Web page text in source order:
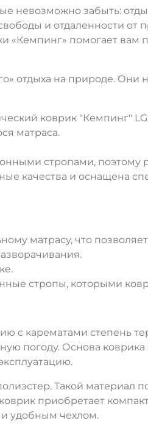
невозможно забыть:
и отдаленности
«Кемпинг» помогает вам
отдыха на природе.
коврик "Кемпинг"
матраса.
стропами, поэтому
качества и оснащена
матрасу, что
стропы, которыми
с карематами степень
погоду. Основа
Такой материал
приобретает
удобным чехлом.